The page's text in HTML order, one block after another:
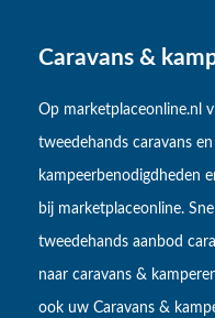
Caravans &
Op marketplaceonline.nl
tweedehands caravans
kampeerbenodigdheden
bij marketplaceonline.
tweedehands aanbod
naar caravans &
ook uw Caravans &